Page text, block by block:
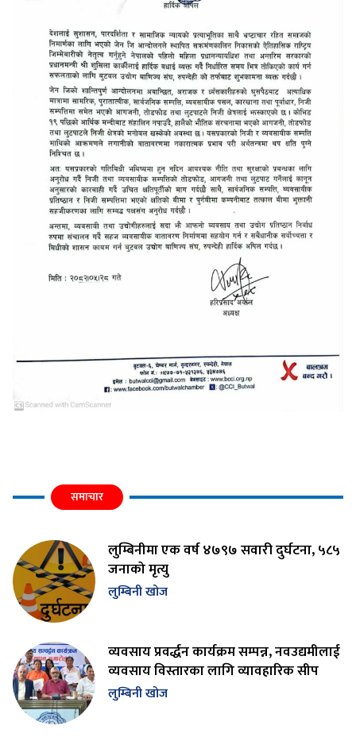
समाचार
लुम्बिनीमा एक वर्ष ४७९७ सवारी दुर्घटना, ५८५
जनाको मृत्यु
लुम्बिनी खोज
व्यवसाय प्रवर्द्धन कार्यक्रम सम्पन्न, नवउद्यमीलाई
व्यवसाय विस्तारका लागि व्यावहारिक सीप
लुम्बिनी खोज